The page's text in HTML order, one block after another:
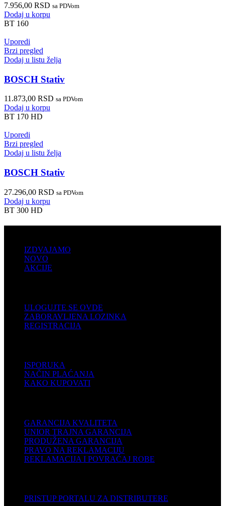
7.956,00 RSD sa PDVom
Dodaj u korpu
BT 160
Uporedi
Brzi pregled
Dodaj u listu želja
BOSCH Stativ
11.873,00 RSD sa PDVom
Dodaj u korpu
BT 170 HD
Uporedi
Brzi pregled
Dodaj u listu želja
BOSCH Stativ
27.296,00 RSD sa PDVom
Dodaj u korpu
BT 300 HD
IZDVAJAMO
NOVO
AKCIJE
ULOGUJTE SE OVDE
ZABORAVLJENA LOZINKA
REGISTRACIJA
ISPORUKA
NAČIN PLAĆANJA
KAKO KUPOVATI
GARANCIJA KVALITETA
UNIOR TRAJNA GARANCIJA
PRODUŽENA GARANCIJA
PRAVO NA REKLAMACIJU
REKLAMACIJA I POVRAĆAJ ROBE
PRISTUP PORTALU ZA DISTRIBUTERE